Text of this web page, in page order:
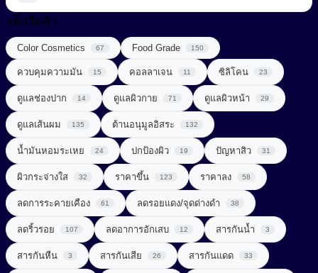
พอลิเมอร์ (Polymer)
สารก่อเจล (Gelling Agent)
สารกันเสีย (Preservative)
สารกันแดด (Sunscreen)
Chemical Sunscreen
Physical Sunscreen
Sunscreening Agents
UV Light Stabilizer
UVA + UVB Filter
สารกำจัดขน (Depilatory Agent)
สารขัดถู (Abrasive Agent)
สารฆ่าเชื้อ (Disinfectant)
สารจัดแต่งทรงผม (Styling Agent)
สารจับประจุโลหะ (Chelating Agent)
ลดการอักเสบ (Anti Inflammatory)
วิตามินซีจากธรรมชาติ (Natural Vitamin C)
วิตามินและแร่ธาตุ (Vitamins & Minerals)
สารควบคุมความเป็นกรด-ด่าง (Buffering Agent)
สารต้านอนุมูลอิสระ (Anti-oxidant)
สารทำให้เกิดเจล (Gelling Agent)
สารที่ช่วยในการลดน้ำหนัก (Weight Loss Aid)
สารปรุงแต่งรส (Flavor Enhancer)
แท็กสินค้า
Color Cosmetics 67 Food Grade 150
ควบคุมความมัน 15 คอลลาเจน 11 ซิลิโคน 23
ดูแลช่องปาก 14 ดูแลผิวกาย 71 ดูแลผิวหน้า 29
ดูแลเส้นผม 135 ต้านอนุมูลอิสระ 132
น้ำมันหอมระเหย 24 ปกป้องผิว 19 ปัญหาสิว 31
ผิวกระจ่างใส 32 ราคาขึ้น 123 ราคาลง 58
ลดการระคายเคือง 61 ลดรอยแดง/จุดด่างดำ 38
ลดริ้วรอย 107 ลดอาการอักเสบ 12 สารกันน้ำ 3
สารกันหืน 3 สารกันเสีย 26 สารกันแดด 33